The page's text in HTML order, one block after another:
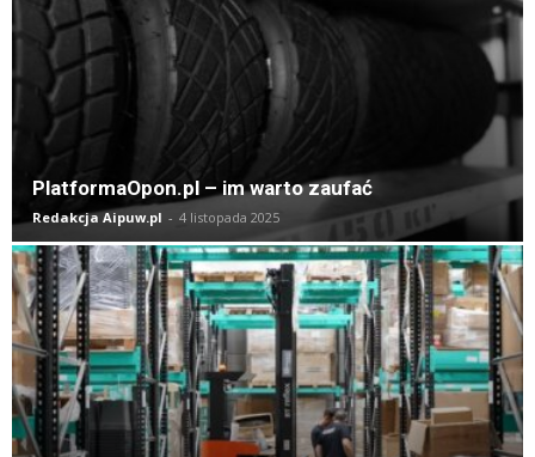
PlatformaOpon.pl – im warto zaufać
Redakcja Aipuw.pl - 4 listopada 2025